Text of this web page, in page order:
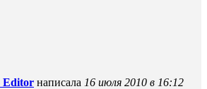
Editor написала 16 июля 2010 в 16:12